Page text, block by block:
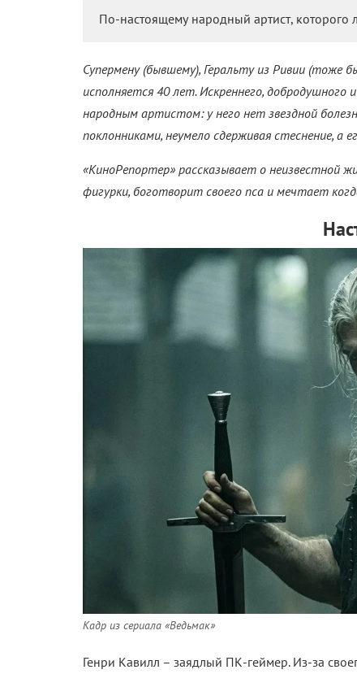
По-настоящему народный артист, которого
Супермену (бывшему), Геральту из Ривии (тоже
исполняется 40 лет. Искреннего,
народным артистом: у него нет звездной
поклонниками, неумело сдерживая стеснение,
«КиноРепортер» рассказывает о неизвестной
фигурки, боготворит своего пса и мечтает
Кадр из сериала «Ведьмак»
Генри Кавилл – заядлый ПК-геймер. Из-за